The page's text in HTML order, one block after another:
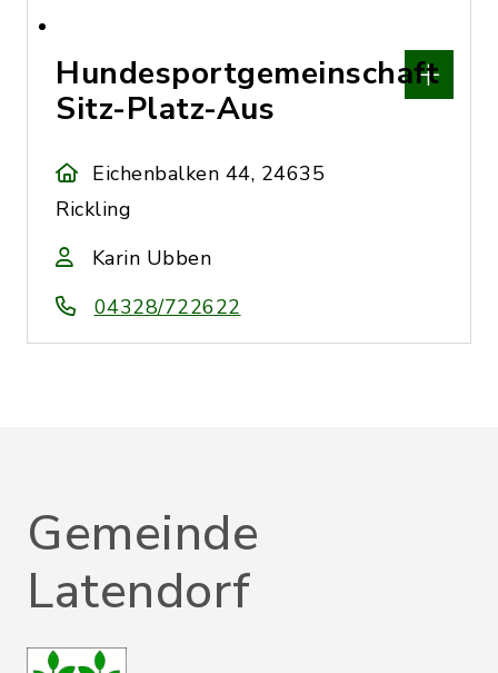
Hundesportgemeinschaft
Sitz-Platz-Aus
Eichenbalken 44, 24635
Rickling
Karin Ubben
04328/722622
Gemeinde
Latendorf